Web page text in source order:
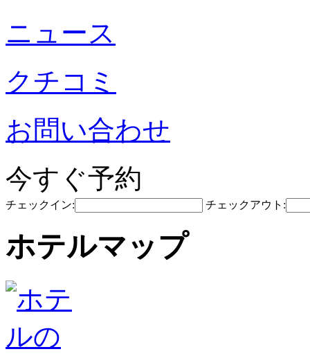
ニュース
クチコミ
お問い合わせ
今すぐ予約
チェックイン: チェックアウト:
ホテルマップ